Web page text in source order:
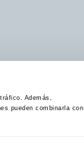
Además,
pueden combinarla con